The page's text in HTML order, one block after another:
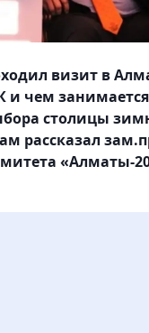
визит в
чем
столицы
рассказал
«Алматы-